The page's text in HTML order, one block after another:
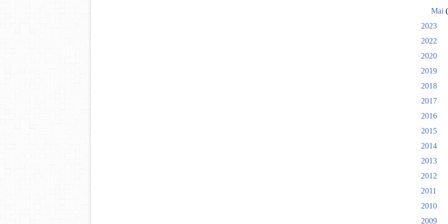
Mai
2023
2022
2020
2019
2018
2017
2016
2015
2014
2013
2012
2011
2010
2009